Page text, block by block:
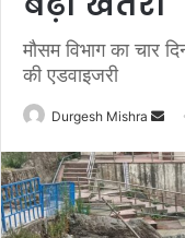
मौसम विभाग का चार
की एडवाइजरी
Durgesh Mishra